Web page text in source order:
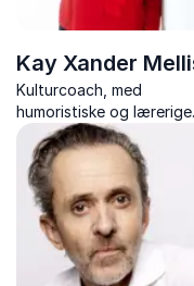
Kay Xander
Kulturcoach, med
humoristiske og lærerige
foredrag om dansk
arbejdskultur, samarbejde
og mødet mellem
og udlændinge.